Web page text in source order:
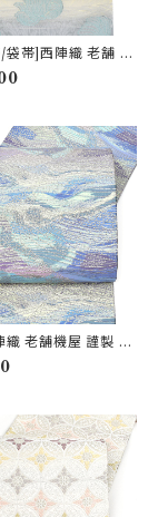
袋帯]西陣織 老舗 京
クトリア・デザイン
猫鍵しっぽ 九寸帯
織 老舗機屋 謹製 金
日本製(商品番号:2